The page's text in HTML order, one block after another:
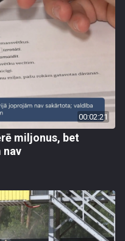
00:02:21
miljonus, bet
nav